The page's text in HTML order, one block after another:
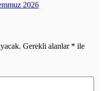
2026
Gerekli alanlar * ile